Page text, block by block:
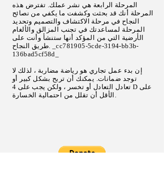
المرحلة الرابعة هي نشر عملك. تفترض هذه
المرحلة أنك قد بحثت وكشفت ما يكفي من نصائح
النجاح في مرحلة الاكتشاف والتصميم وتحديد
المرحلة لمساعدتك في تجنب المزالق والألغام
الأرضية التي من المؤكد أنها ستنشأ وأنت على
طريق النجاح. _cc781905-5cde-3194-bb3b-
136bad5cf58d_
إن بدء عمل تجاري هو رياضة مضاربة ، لذلك لا
توجد ضمانات. يمكنك أن تربح بشكل كبير أو
تعادل التعادل أو تخسر ، ولكن يجب على 4 D على